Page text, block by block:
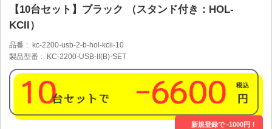
【10台セット】ブラック （スタンド付き：HOL-
KCII）
品番
kc-2200-usb-2-b-hol-kcii-10
製品型番
KC-2200-USB-II(B)-SET
新規登録で -1000円！